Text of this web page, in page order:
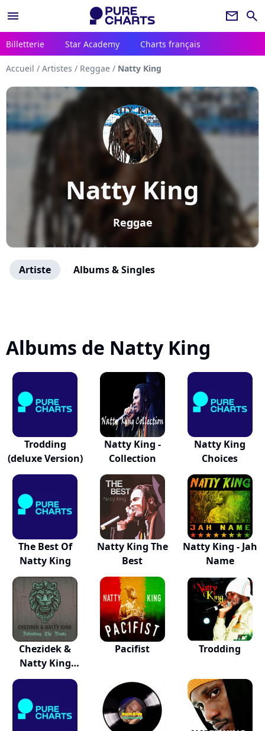
menu newsletter search
Billetterie Star Academy Charts français
Accueil / Artistes / Reggae / Natty King
Natty King
Reggae
Artiste Albums & Singles
Albums de Natty King
Trodding
(deluxe Version)
Natty King -
Collection
Natty King
Choices
The Best Of
Natty King
Natty King The
Best
Natty King - Jah
Name
Chezidek &
Natty King
Defendi...
Pacifist Trodding